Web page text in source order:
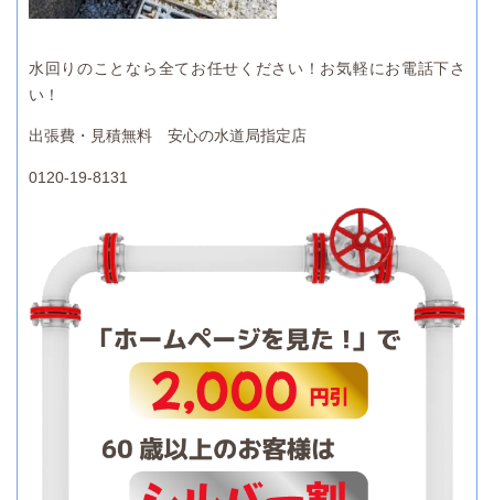
水回りのことなら全てお任せください！お気軽にお電話下さ
い！
出張費・見積無料 安心の水道局指定店
0120-19-8131